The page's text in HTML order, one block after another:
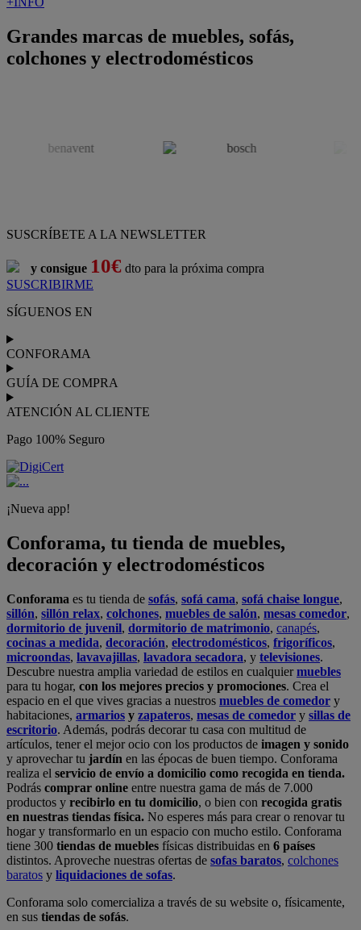
SUSCRÍBETE A LA NEWSLETTER
y consigue10€dto para la próxima compra
SUSCRIBIRME
GUÍA DE COMPRA
¡Nueva app!
Conforama, tu tienda de muebles,
decoración y electrodomésticos
Conforama
sillón,sillón relax,colchones
dormitorio de juvenil
cocinas a medida,decoración
Descubre nuestra amplia variedad de estilos en cualquier
para tu hogar,
espacio en el que vives gracias a nuestros
habitaciones,
escritorio. Además, podrás decorar tu casa con multitud de
artículos, tener el mejor ocio con los productos de
y aprovechar tu
en las épocas de buen tiempo. Conforama
realiza elservicio de envío a domicilio como recogida en tienda.
Podráscomprar onlineentre nuestra gama de más de 7.000
recibirlo en tu domicilio
No esperes más para crear o renovar tu
hogar y transformarlo en un espacio con mucho estilo. Conforama
tiene 300tiendas de mueblesfísicas distribuidas en6 países
distintos. Aproveche nuestras ofertas desofas baratos,colchones
baratosyliquidaciones de sofas.
Conforama solo comercializa a través de su website o, físicamente,
en sus tiendas de sofás.
Alcalá de Guadaíra,Alcalá de Henares,Alcorcón,Alfafar ,Alicante,
Arinaga,Asturias,Badalona,Barakaldo,Barcelona,Burjassot
Castellón ,Chafiras,Cordoba,Elche ,Finestrat, Granada,Huércal de
Almería,La Coruña,La Laguna,La Zenia,Lanzarote ,León,
Lleida,Los Barrios,Madrid, Majadahonda,Málaga,Murcia,
Orotava,Palma, Pamplona,Rivas,Sabadell ,Sagunto, Salt, Girona
San Sebastian,Sant Boi, Santander,Santiago de Compostela,
Sevilla,Tamaraceite,Terrassa, Viana,Vilanova i la Geltrú,Zaragoza
Ver más >>
© Conforama Términos y Condiciones Política de privacidad
Política de cookies Configuración de Cookies